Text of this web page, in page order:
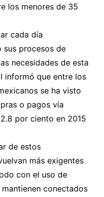
los menores de 35
cada día
sus procesos de
necesidades de esta
informó que entre los
se ha visto
o pagos vía
por ciento en 2015
de estos
más exigentes
con el uso de
conectados